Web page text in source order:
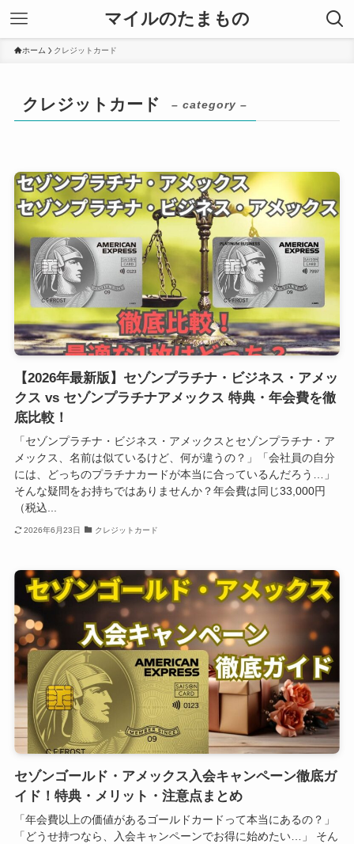
マイルのたまもの
ホーム クレジットカード
クレジットカード – category –
【2026年最新版】セゾンプラチナ・ビジネス・アメッ
クス vs セゾンプラチナアメックス 特典・年会費を徹
底比較！
「セゾンプラチナ・ビジネス・アメックスとセゾンプラチナ・ア
メックス、名前は似ているけど、何が違うの？」「会社員の自分
には、どっちのプラチナカードが本当に合っているんだろう…」
そんな疑問をお持ちではありませんか？年会費は同じ33,000円
（税込...
2026年6月23日 クレジットカード
セゾンゴールド・アメックス入会キャンペーン徹底ガ
イド！特典・メリット・注意点まとめ
「年会費以上の価値があるゴールドカードって本当にあるの？」
「どうせ持つなら、入会キャンペーンでお得に始めたい…」 そん